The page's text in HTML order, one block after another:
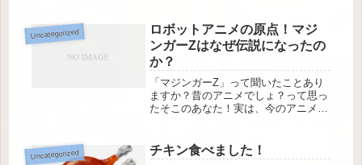
Uncategorized
ロボットアニメの原点！マジ
ンガーZはなぜ伝説になったの
か？
「マジンガーZ」って聞いたことあり
ますか？昔のアニメでしょ？って思っ
たそこのあなた！実は、今のアニメに
は、そんなマジンガーZの魅力を、若
い世代にも分かりやすく解説していき
Uncategorized チキン食べました！